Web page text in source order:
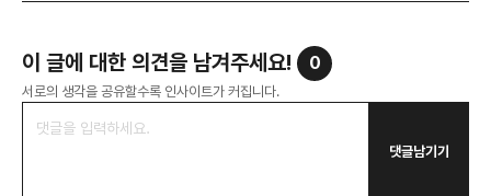
이 글에 대한 의견을 남겨주세요! 0
서로의 생각을 공유할수록 인사이트가 커집니다.
댓글남기기